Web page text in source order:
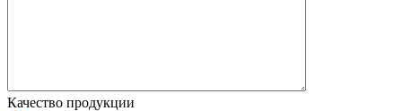
Качество продукции